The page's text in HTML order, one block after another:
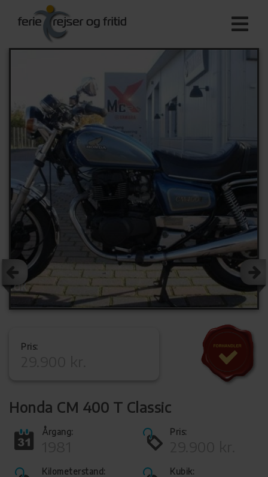
Pris:
Honda CM 400 T Classic
Årgang: Pris:
Kilometerstand: Kubik: